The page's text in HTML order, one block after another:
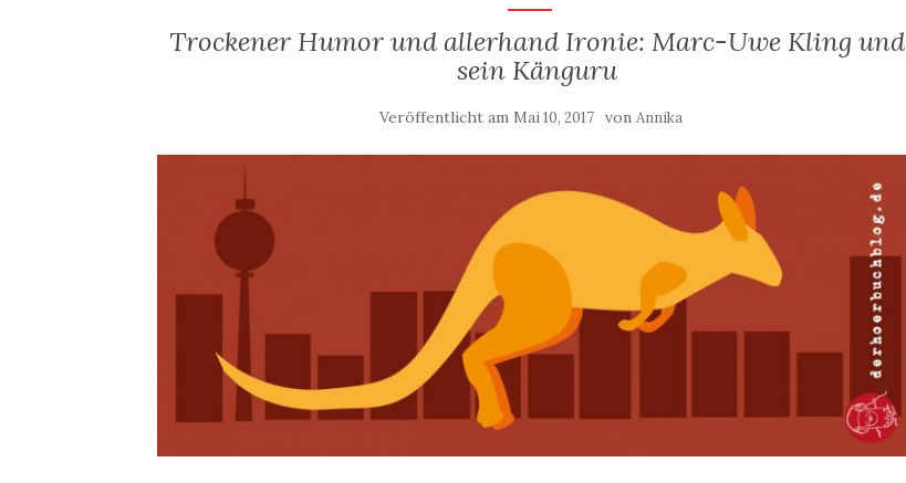
Trockener Humor und allerhand Ironie: Marc-Uwe Kling und
sein Känguru
Veröffentlicht am Mai 10, 2017 vonAnnika